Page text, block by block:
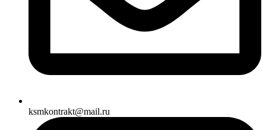
ksmkontrakt@mail.ru